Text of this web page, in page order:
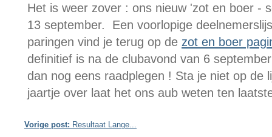
Het is weer zover : ons nieuw 'zot en boer -
13 september. Een voorlopige
paringen vind je terug op de zot en boer
definitief is na de clubavond van 6
dan nog eens raadplegen ! Sta je niet op de
jaartje over laat het ons aub weten ten
Vorige post: Resultaat Lange...